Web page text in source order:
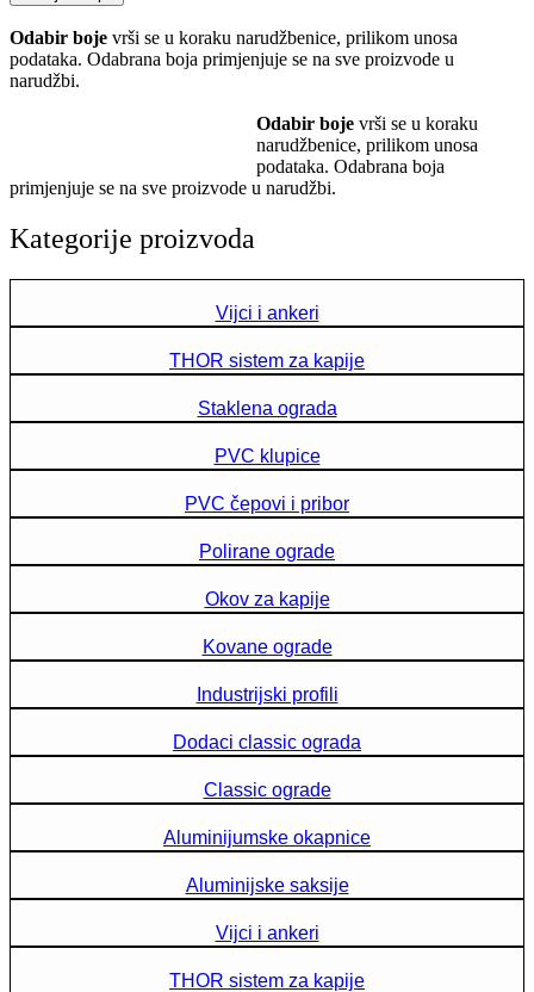
Odabir boje vrši se u koraku narudžbenice, prilikom unosa
podataka. Odabrana boja primjenjuje se na sve proizvode u
narudžbi.
Odabir boje vrši se u koraku
narudžbenice, prilikom unosa
podataka. Odabrana boja
primjenjuje se na sve proizvode u narudžbi.
Kategorije proizvoda
Vijci i ankeri
THOR sistem za kapije
Staklena ograda
PVC klupice
PVC čepovi i pribor
Polirane ograde
Okov za kapije
Kovane ograde
Industrijski profili
Dodaci classic ograda
Classic ograde
Aluminijumske okapnice
Aluminijske saksije
Vijci i ankeri
THOR sistem za kapije